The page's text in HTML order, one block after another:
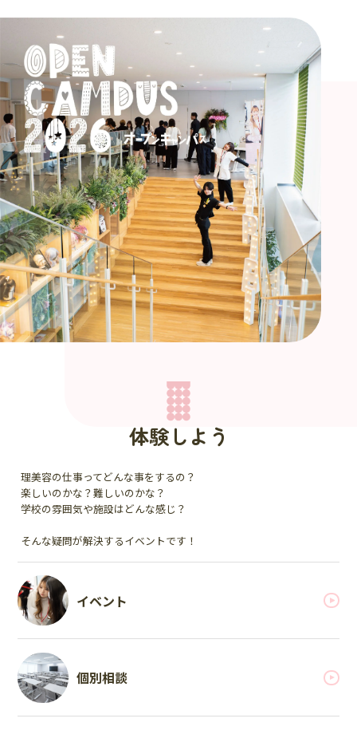
体験しよう
理美容の仕事ってどんな事をするの？
楽しいのかな？難しいのかな？
学校の雰囲気や施設はどんな感じ？
そんな疑問が解決するイベントです！
イベント
個別相談